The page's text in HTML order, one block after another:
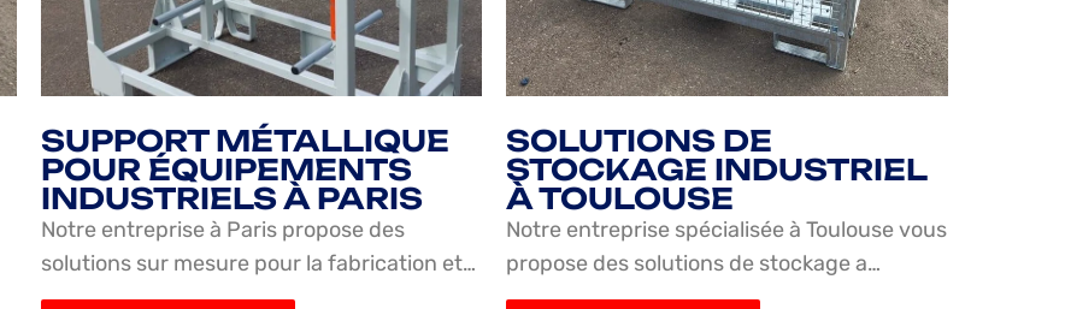
SUPPORT MÉTALLIQUE
POUR ÉQUIPEMENTS
INDUSTRIELS À PARIS
Notre entreprise à Paris propose des
solutions sur mesure pour la fabrication et…
SOLUTIONS DE
STOCKAGE INDUSTRIEL
À TOULOUSE
Notre entreprise spécialisée à Toulouse vous
propose des solutions de stockage a…